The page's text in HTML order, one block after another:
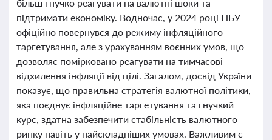
більш гнучко реагувати на валютні шоки та
підтримати економіку. Водночас, у 2024 році НБУ
офіційно повернувся до режиму інфляційного
таргетування, але з урахуванням воєнних умов, що
дозволяє помірковано реагувати на тимчасові
відхилення інфляції від цілі. Загалом, досвід України
показує, що правильна стратегія валютної політики,
яка поєднує інфляційне таргетування та гнучкий
курс, здатна забезпечити стабільність валютного
ринку навіть у найскладніших умовах. Важливим є